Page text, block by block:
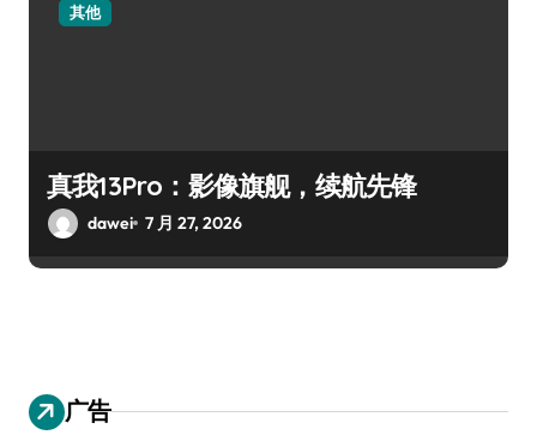
其他
真我13Pro：影像旗舰，续航先锋
dawei 7 月 27, 2026
广告